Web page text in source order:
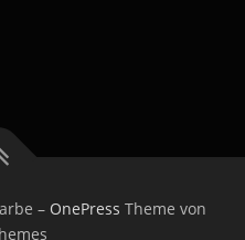
– OnePress Theme von